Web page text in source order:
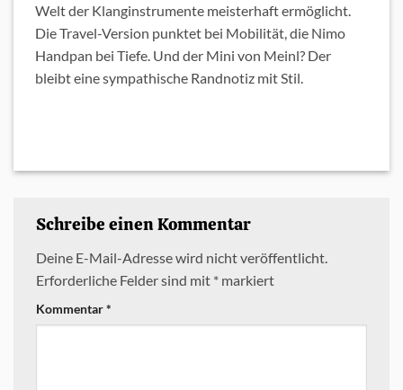
Welt der Klanginstrumente meisterhaft ermöglicht.
Die Travel-Version punktet bei Mobilität, die Nimo
Handpan bei Tiefe. Und der Mini von Meinl? Der
bleibt eine sympathische Randnotiz mit Stil.
Schreibe einen Kommentar
Deine E-Mail-Adresse wird nicht veröffentlicht.
Erforderliche Felder sind mit * markiert
Kommentar*